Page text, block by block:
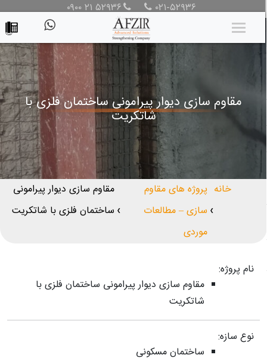
۰۲۱-۵۲۹۳۶ ۰۹۰۰ ۲۱ ۵۲۹۳۶
مقاوم سازی دیوار پیرامونی ساختمان فلزی با
شاتکریت
خانه
❯
پروژه های مقاوم
سازی – مطالعات
موردی
❯
مقاوم سازی دیوار پیرامونی
ساختمان فلزی با شاتکریت
نام پروژه:
مقاوم سازی دیوار پیرامونی ساختمان فلزی با
شاتکریت
نوع سازه:
ساختمان مسکونی